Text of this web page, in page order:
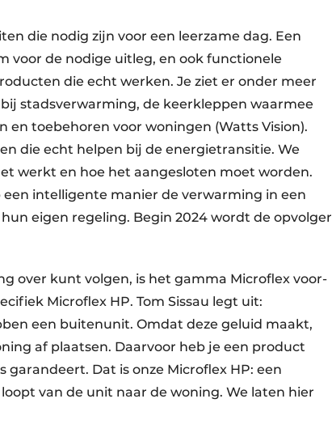
die nodig zijn voor een leerzame dag. Een
voor de nodige uitleg, en ook functionele
die echt werken. Je ziet er onder meer
stadsverwarming, de keerkleppen waarmee
toebehoren voor woningen (Watts Vision).
die echt helpen bij de energietransitie. We
werkt en hoe het aangesloten moet worden.
intelligente manier de verwarming in een
eigen regeling. Begin 2024 wordt de opvolger
over kunt volgen, is het gamma Microflex voor­
Microflex HP. Tom Sissau legt uit:
een buitenunit. Omdat deze geluid maakt,
af plaatsen. Daarvoor heb je een product
Dat is onze Microflex HP: een
van de unit naar de woning. We laten hier